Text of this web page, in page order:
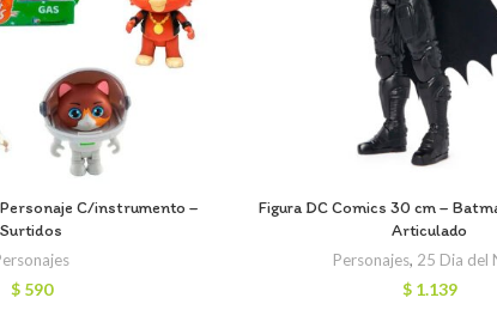
C/instrumento –
Surtidos
$590
Figura DC Comics 30 cm –
Articulado
Personajes, 25 Dia del
$1.139